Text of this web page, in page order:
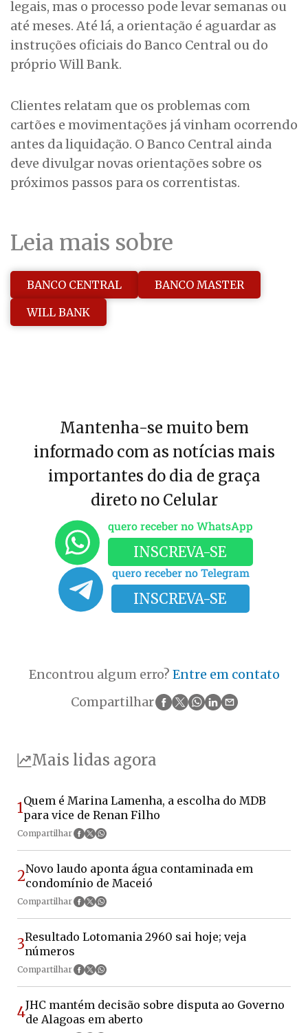
legais, mas o processo pode levar semanas ou
até meses. Até lá, a orientação é aguardar as
instruções oficiais do Banco Central ou do
próprio Will Bank.
Clientes relatam que os problemas com
cartões e movimentações já vinham ocorrendo
antes da liquidação. O Banco Central ainda
deve divulgar novas orientações sobre os
próximos passos para os correntistas.
Leia mais sobre
BANCO CENTRAL
BANCO MASTER
WILL BANK
Mantenha-se muito bem
informado com as notícias mais
importantes do dia de graça
direto no Celular
quero receber no WhatsApp
INSCREVA-SE
quero receber no Telegram
INSCREVA-SE
Encontrou algum erro? Entre em contato
Compartilhar
Mais lidas agora
1Quem é Marina Lamenha, a escolha do MDB
para vice de Renan Filho
Compartilhar
2Novo laudo aponta água contaminada em
condomínio de Maceió
Compartilhar
3Resultado Lotomania 2960 sai hoje; veja
números
Compartilhar
4JHC mantém decisão sobre disputa ao Governo
de Alagoas em aberto